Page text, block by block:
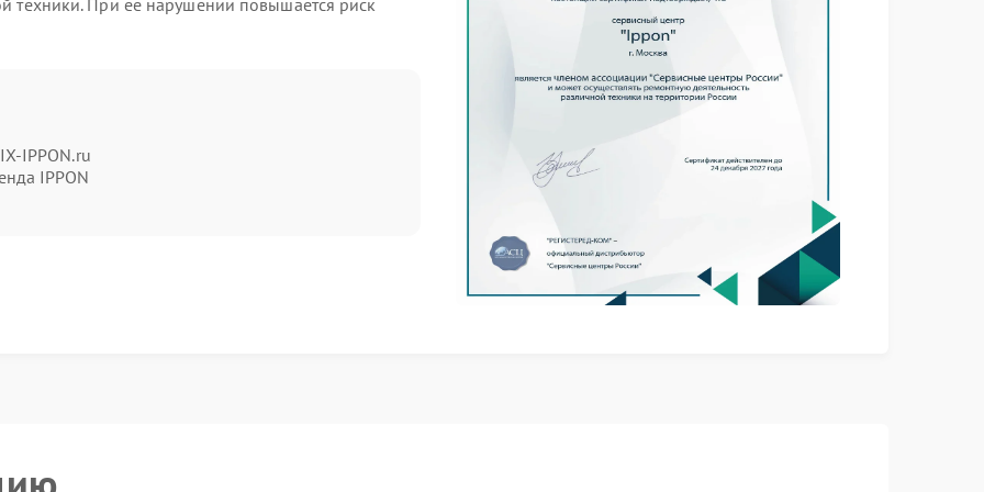
техники. При ее нарушении повышается риск
сигналов:
уровня.
IPPON.ru
IPPON